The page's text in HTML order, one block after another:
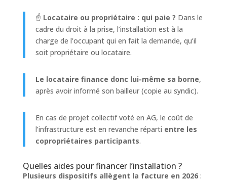
☝️ Locataire ou propriétaire : qui paie ? Dans le
cadre du droit à la prise, l’installation est à la
charge de l’occupant qui en fait la demande, qu’il
soit propriétaire ou locataire.
Le locataire finance donc lui-même sa borne,
après avoir informé son bailleur (copie au syndic).
En cas de projet collectif voté en AG, le coût de
l’infrastructure est en revanche réparti entre les
copropriétaires participants.
Quelles aides pour financer l’installation ?
Plusieurs dispositifs allègent la facture en 2026: